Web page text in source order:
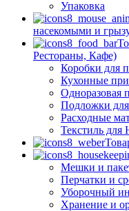
Упаковка
насекомыми и
Рестораны, Кафе)
Коробки для
Кухонные
Одноразовая
Подложки для
Расходные
Текстиль для
Мешки и
Перчатки и
Уборочный
Хранение и